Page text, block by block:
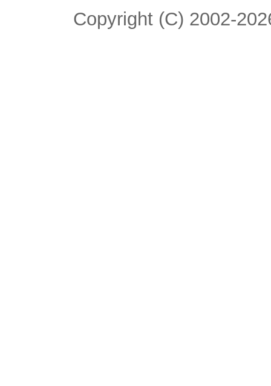
Copyright (C) 2002-